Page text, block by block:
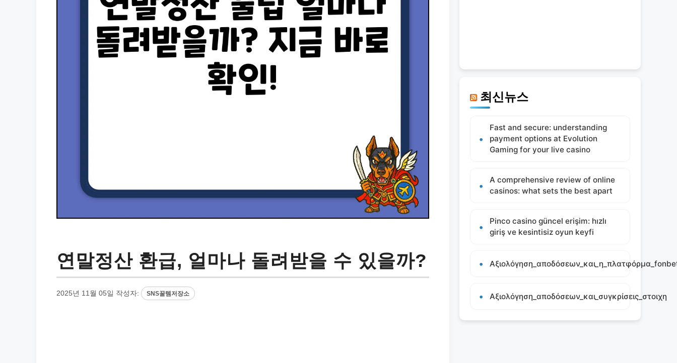
연말정산 환급, 얼마나 돌려받을 수 있을까?
2025년 11월 05일 작성자: SNS꿀템저장소
최신뉴스
Fast and secure: understanding
payment options at Evolution
Gaming for your live casino
A comprehensive review of online
casinos: what sets the best apart
Pinco casino güncel erişim: hızlı
giriş ve kesintisiz oyun keyfi
Αξιολόγηση_αποδόσεων_και_συγκρίσεις_στοιχη